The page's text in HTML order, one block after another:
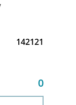
142121
0